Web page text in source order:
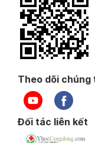
Theo dõi chúng
Đối tác liên kết